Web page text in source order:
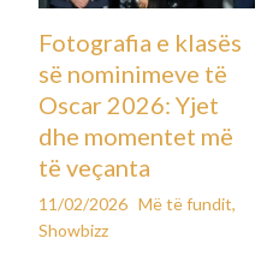
Fotografia e klasës
së nominimeve të
Oscar 2026: Yjet
dhe momentet më
të veçanta
11/02/2026 Më të fundit,
Showbizz